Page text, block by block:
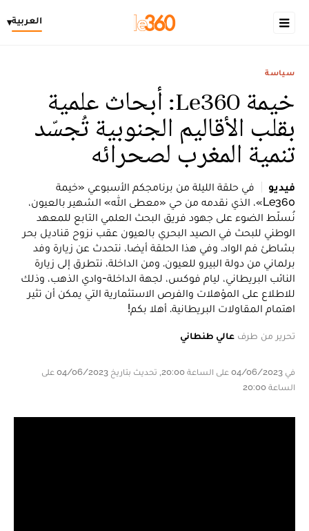
العربية▾
سياسة
خيمة Le360: أبحاث علمية
بقلب الأقاليم الجنوبية تُجسّد
تنمية المغرب لصحرائه
فيديو
في حلقة الليلة من برنامجكم الأسبوعي «خيمة
Le360»، الذي نقدمه من حي «معطى الله» الشهير بالعيون،
نُسلّط الضوء على جهود فريق البحث العلمي التابع للمعهد
الوطني للبحث في الصيد البحري بالعيون عقب نزوح قناديل بحر
بشاطئ فم الواد. وفي هذا الحلقة أيضا، نتحدث عن زيارة وفد
برلماني من دولة البيرو للعيون. ومن الداخلة، نتطرق إلى زيارة
النائب البريطاني، ليام فوكس، لجهة الداخلة-وادي الذهب، وذلك
للاطلاع على المؤهلات والفرص الاستثمارية التي يمكن أن تثير
اهتمام المقاولات البريطانية. أهلا بكم!
تحرير من طرف عالي طنطاني
في 04/06/2023 على الساعة 20:00, تحديث بتاريخ 04/06/2023 على
الساعة 20:00